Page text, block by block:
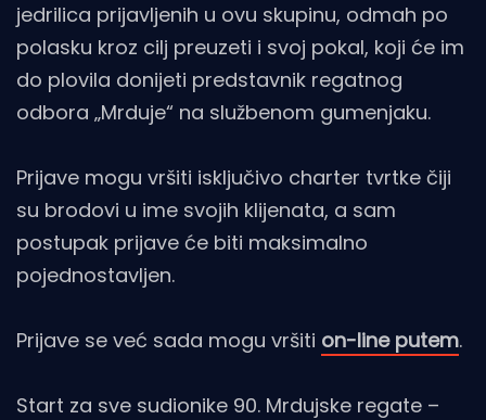
jedrilica prijavljenih u ovu skupinu, odmah po
polasku kroz cilj preuzeti i svoj pokal, koji će im
do plovila donijeti predstavnik regatnog
odbora „Mrduje“ na službenom gumenjaku.
Prijave mogu vršiti isključivo charter tvrtke čiji
su brodovi u ime svojih klijenata, a sam
postupak prijave će biti maksimalno
pojednostavljen.
Prijave se već sada mogu vršiti on-line putem.
Start za sve sudionike 90. Mrdujske regate –